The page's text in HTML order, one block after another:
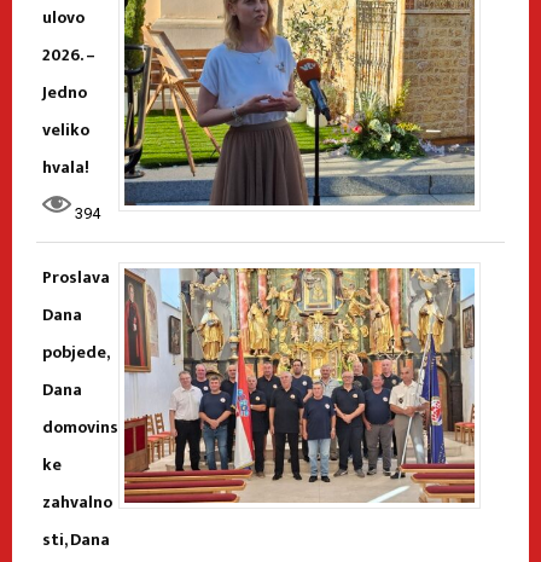
ulovo
2026. –
Jedno
veliko
hvala!
394
Proslava
Dana
pobjede,
Dana
domovins
ke
zahvalno
sti, Dana